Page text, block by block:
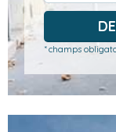
* champs